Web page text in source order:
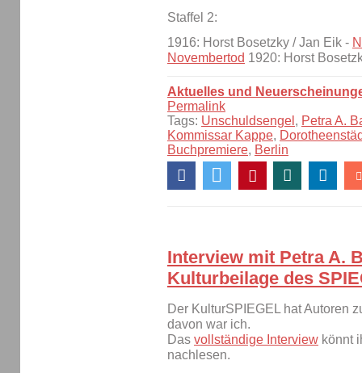
Staffel 2:
1916: Horst Bosetzky / Jan Eik -
Novembertod 1920: Horst
Aktuelles und
Permalink
Tags: Unschuldsengel , Petra A.
Kommissar Kappe,
Buchpremiere, Berlin
Interview mit Petra A.
Kulturbeilage des
Der KulturSPIEGEL hat Autoren
davon war ich.
Das vollständige Interview könnt
nachlesen.